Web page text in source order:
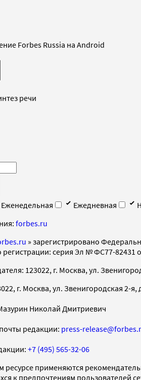
Forbes Russia на Android
речи
Еженедельная Ежедневная
forbes.ru
» зарегистрировано
серия Эл № ФС77-82431
123022, г. Москва, ул.
г. Москва, ул. Звенигородская 2-я,
Николай Дмитриевич
редакции: press-
+7 (495) 565-32-06
применяются
к предпочтениям пользователей